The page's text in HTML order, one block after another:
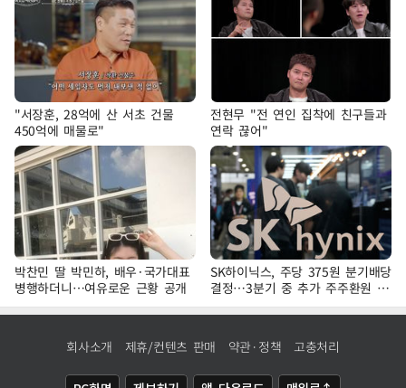
"서장훈, 28억에 산 서초 건물
450억에 매물로"
전현무 "전 연인 집착에 친구들과
연락 끊어"
박찬민 딸 박민하, 배우·국가대표
병행하더니…여유로운 근황 공개
SK하이닉스, 주당 375원 분기배당
결정…3분기 중 추가 주주환원 발
표
회사소개 제휴/컨텐츠 판매 약관·정책 고충처리